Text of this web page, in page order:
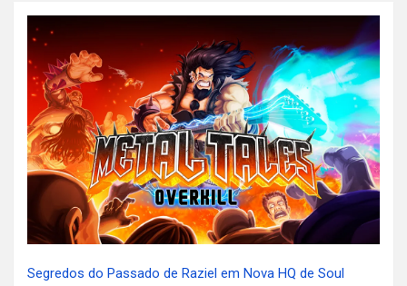
Segredos do Passado de Raziel em Nova HQ de Soul